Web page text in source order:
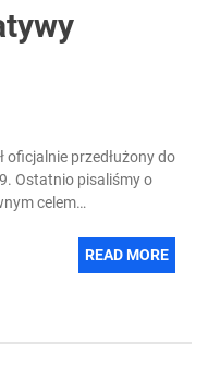
oficjalnie przedłużony do
Ostatnio pisaliśmy o
celem
READ MORE